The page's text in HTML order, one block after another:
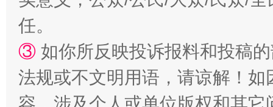
站台名比不上好声名
任。
③ 如你所反映投诉报料和投稿
法规或不文明用语，请谅解！